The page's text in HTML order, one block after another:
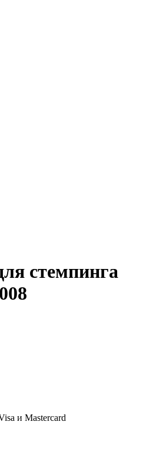
стемпинга
и Mastercard